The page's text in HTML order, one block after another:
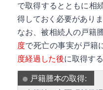
で取得するとともに相
得しておく必要がありま
なお、被相続人の戸籍謄
度で死亡の事実が戸籍
度経過した後に取得す
戸籍謄本の取得: